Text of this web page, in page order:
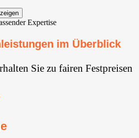
im Überblick
Sie zu fairen Festpreisen